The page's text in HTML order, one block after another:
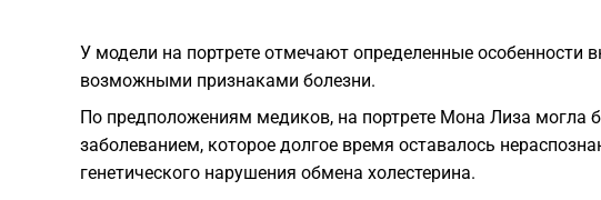
У модели на портрете отмечают определенные особенности
возможными признаками болезни.
По предположениям медиков, на портрете Мона Лиза
заболеванием, которое долгое время оставалось
генетического нарушения обмена холестерина.